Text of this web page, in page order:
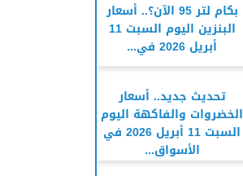
بكام لتر 95 الآن؟.. أسعار
البنزين اليوم السبت 11
أبريل 2026 في...
تحديث جديد.. أسعار
الخضروات والفاكهة اليوم
السبت 11 أبريل 2026 في
الأسواق...